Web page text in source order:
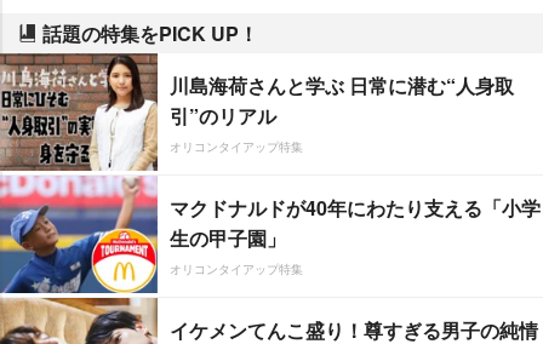
話題の特集をPICK UP！
川島海荷さんと学ぶ 日常に潜む“人身取
引”のリアル
オリコンタイアップ特集
マクドナルドが40年にわたり支える「小学
生の甲子園」
オリコンタイアップ特集
イケメンてんこ盛り！尊すぎる男子の純情